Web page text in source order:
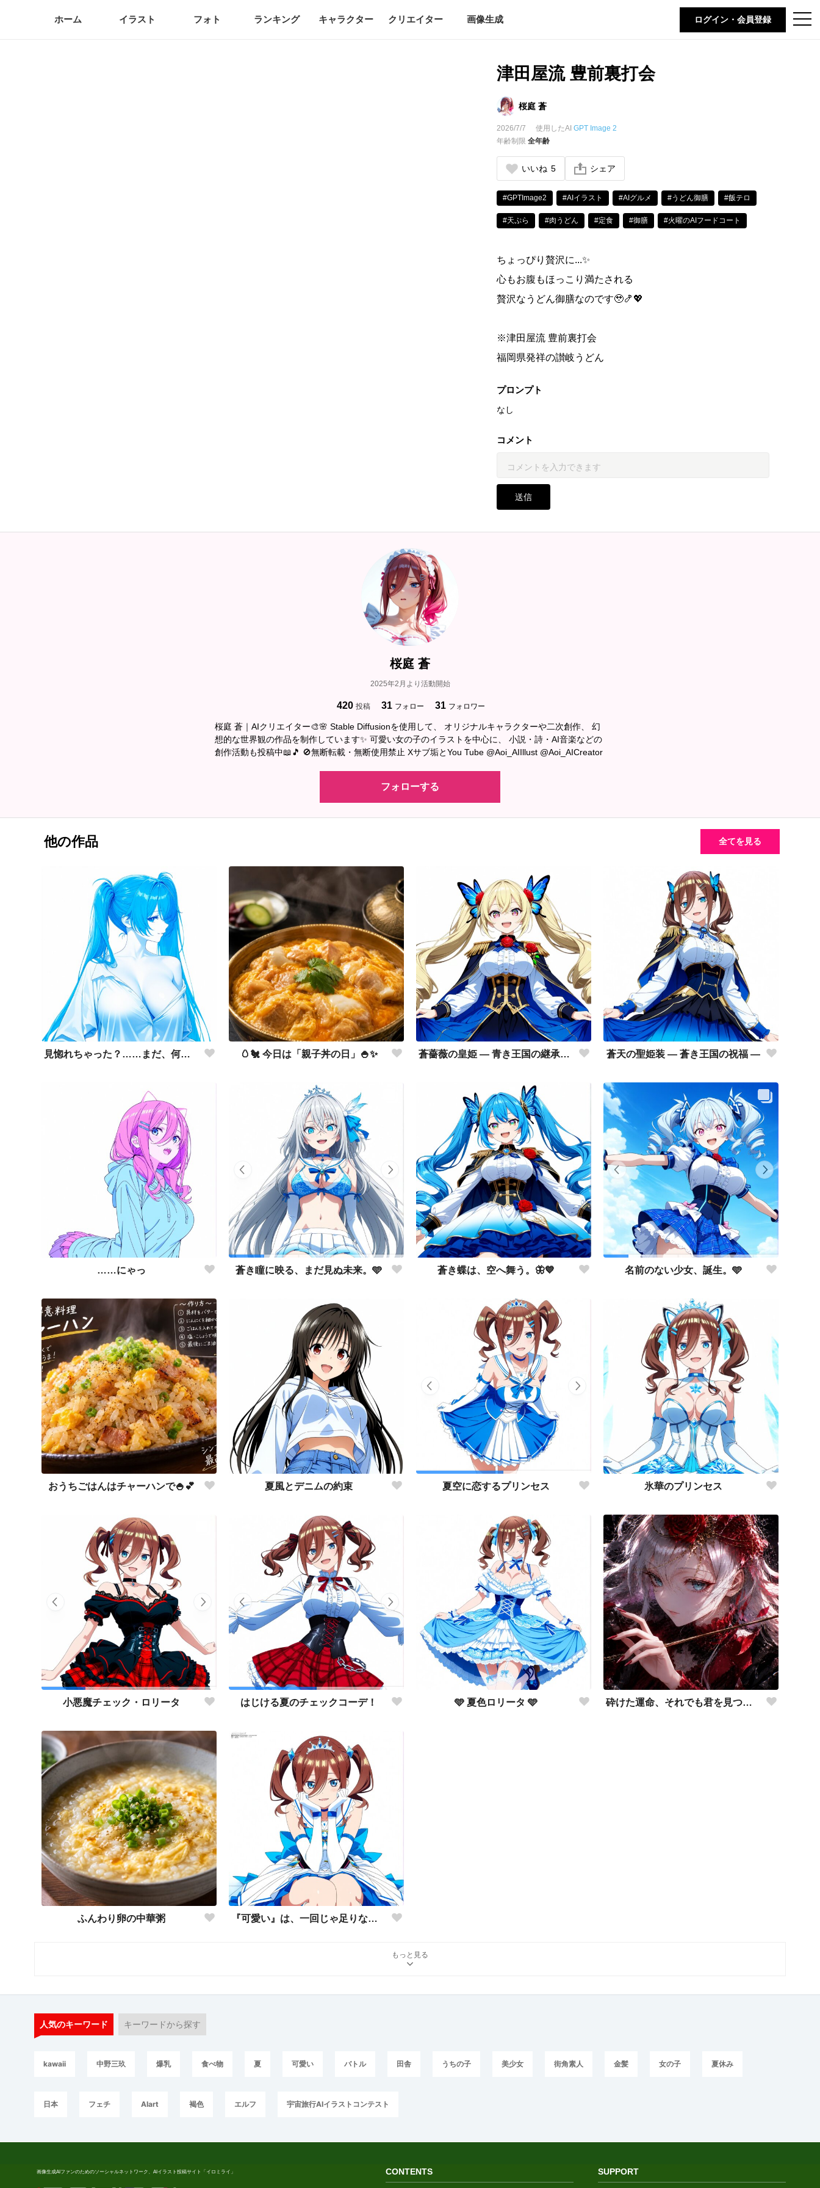
t
o
ホーム イラスト フォト ランキング キャラクター クリエイター 画像生成 ログイン・会員登録
津田屋流 豊前裏打会
桜庭 蒼
2026/7/7 使用したAI GPT Image 2
年齢制限 全年齢
いいね 5 シェア
#GPTImage2 #AIイラスト #AIグルメ #うどん御膳 #飯テロ
#天ぷら #肉うどん #定食 #御膳 #火曜のAIフードコート
ちょっぴり贅沢に...✨
心もお腹もほっこり満たされる
贅沢なうどん御膳なのです🥹🍤💖
※津田屋流 豊前裏打会
福岡県発祥の讃岐うどん
プロンプト
なし
コメント
送信
桜庭 蒼
2025年2月より活動開始
420 投稿 31 フォロー 31 フォロワー
桜庭 蒼｜AIクリエイター🎨🌸 Stable Diffusionを使用して、 オリジナルキャラクターや二次創作、 幻
想的な世界観の作品を制作しています✨ 可愛い女の子のイラストを中心に、 小説・詩・AI音楽などの
創作活動も投稿中📖🎵 🚫無断転載・無断使用禁止 Xサブ垢とYou Tube @Aoi_AIIllust @Aoi_AICreator
フォローする
他の作品 全てを見る
見惚れちゃった？……まだ、何もしてないのに♡ 🥚🐔 今日は「親子丼の日」🍚✨ 蒼薔薇の皇姫 ― 青き王国の継承者 ― 蒼天の聖姫装 ― 蒼き王国の祝福 ―
……にゃっ 蒼き瞳に映る、まだ見ぬ未来。🩵 蒼き蝶は、空へ舞う。🦋💙 名前のない少女、誕生。🩵
おうちごはんはチャーハンで🍚💕 夏風とデニムの約束 夏空に恋するプリンセス 氷華のプリンセス
小悪魔チェック・ロリータ はじける夏のチェックコーデ！ 🩵 夏色ロリータ 🩵 砕けた運命、それでも君を見つめて。
ふんわり卵の中華粥 『可愛い』は、一回じゃ足りない。🩵
もっと見る
人気のキーワード キーワードから探す
kawaii 中野三玖 爆乳 食べ物 夏 可愛い バトル 田舎 うちの子 美少女 街角素人 金髪 女の子 夏休み
日本 フェチ AIart 褐色 エルフ 宇宙旅行AIイラストコンテスト
画像生成AIファンのためのソーシャルネットワーク、AIイラスト投稿サイト「イロミライ」 SUPPORT
CONTENTS